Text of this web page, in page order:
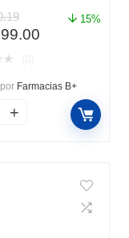
es:
$45,499.00.
15%
★
Farmacias B+